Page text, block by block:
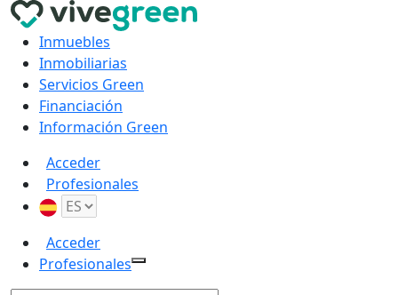
Inmuebles
Inmobiliarias
Servicios Green
Financiación
Información Green
Acceder
Profesionales
Acceder
Profesionales